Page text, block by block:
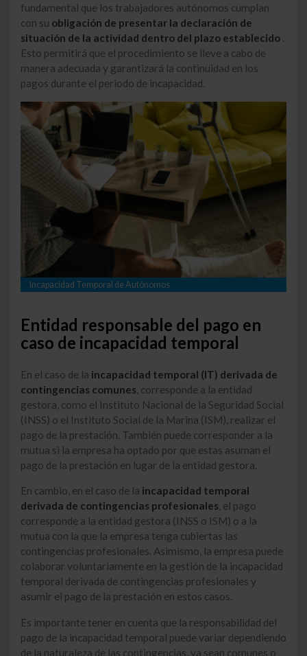
fundamental que los trabajadores autónomos cumplan
con su obligación de presentar la declaración de
situación de la actividad dentro del plazo establecido .
Esto permitirá que el procedimiento se lleve a cabo de
manera adecuada y garantizará la continuidad en los
pagos durante el periodo de incapacidad.
Incapacidad Temporal de Autónomos
Entidad responsable del pago en
caso de incapacidad temporal
En el caso de la incapacidad temporal (IT) derivada de
contingencias comunes , corresponde a la entidad
gestora, como el Instituto Nacional de la Seguridad Social
(INSS) o el Instituto Social de la Marina (ISM), realizar el
pago de la prestación. También puede corresponder a la
mutua si la empresa ha optado por que estas asuman el
pago de la prestación en lugar de la entidad gestora.
En cambio, en el caso de la incapacidad temporal
derivada de contingencias profesionales , el pago
corresponde a la entidad gestora (INSS o ISM) o a la
mutua con la que la empresa tenga cubiertas las
contingencias profesionales. Asimismo, la empresa puede
colaborar voluntariamente en la gestión de la incapacidad
temporal derivada de contingencias profesionales y
asumir el pago de la prestación en estos casos.
Es importante tener en cuenta que la responsabilidad del
pago de la incapacidad temporal puede variar dependiendo
de la naturaleza de las contingencias, ya sean comunes o